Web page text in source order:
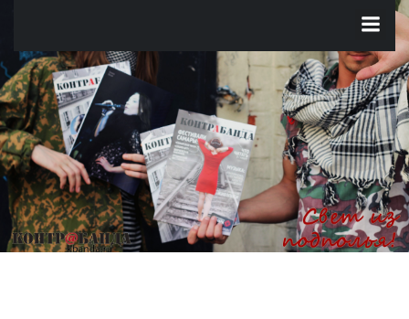
содержимому